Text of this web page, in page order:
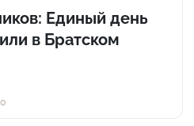
Единый день
в Братском
0